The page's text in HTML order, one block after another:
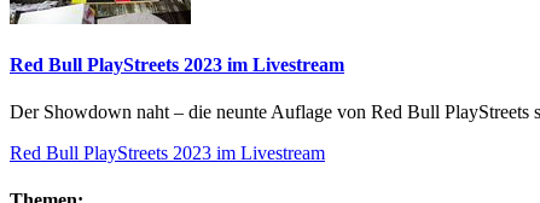
Red Bull PlayStreets 2023 im Livestream
Der Showdown naht – die neunte Auflage von Red Bull PlayStreets
Red Bull PlayStreets 2023 im Livestream